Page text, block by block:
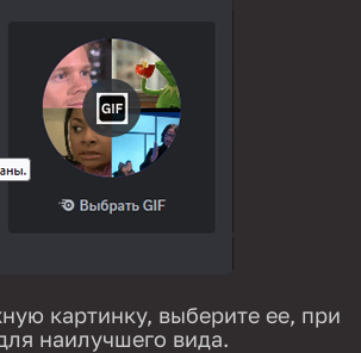
картинку, выберите ее, при
наилучшего вида.